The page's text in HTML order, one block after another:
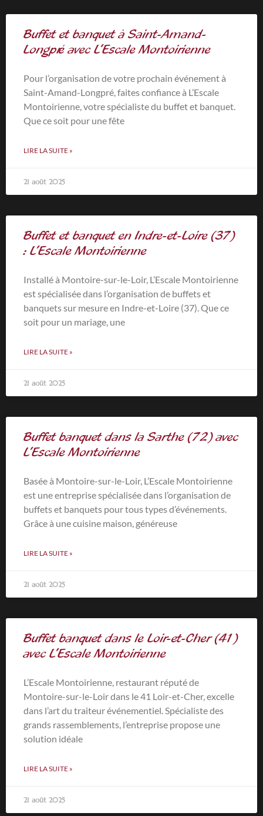
Buffet et banquet à Saint-Amand-
Longpré avec L’Escale Montoirienne
Pour l’organisation de votre prochain événement à
Saint-Amand-Longpré, faites confiance à L’Escale
Montoirienne, votre spécialiste du buffet et banquet.
Que ce soit pour une fête
LIRE LA SUITE »
21 août 2025
Buffet et banquet en Indre-et-Loire (37)
: L’Escale Montoirienne
Installé à Montoire-sur-le-Loir, L’Escale Montoirienne
est spécialisée dans l’organisation de buffets et
banquets sur mesure en Indre-et-Loire (37). Que ce
soit pour un mariage, une
LIRE LA SUITE »
21 août 2025
Buffet banquet dans la Sarthe (72) avec
L’Escale Montoirienne
Basée à Montoire-sur-le-Loir, L’Escale Montoirienne
est une entreprise spécialisée dans l’organisation de
buffets et banquets pour tous types d’événements.
Grâce à une cuisine maison, généreuse
LIRE LA SUITE »
21 août 2025
Buffet banquet dans le Loir-et-Cher (41)
avec L’Escale Montoirienne
L’Escale Montoirienne, restaurant réputé de
Montoire-sur-le-Loir dans le 41 Loir-et-Cher, excelle
dans l’art du traiteur événementiel. Spécialiste des
grands rassemblements, l’entreprise propose une
solution idéale
LIRE LA SUITE »
21 août 2025